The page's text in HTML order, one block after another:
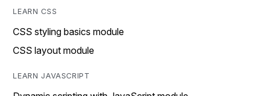
LEARN CSS
CSS styling basics module
CSS layout module
LEARN JAVASCRIPT